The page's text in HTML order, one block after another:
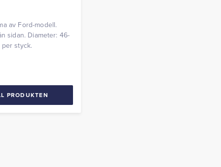
av Ford-modell.
sidan. Diameter: 46-
styck.
PRODUKTEN